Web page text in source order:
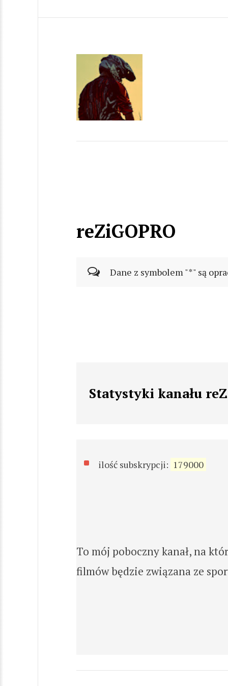
reZiGOPRO
Dane z symbolem "*" są
Statystyki kanału
ilość subskrypcji: 179000
To mój poboczny kanał, na
filmów będzie związana ze